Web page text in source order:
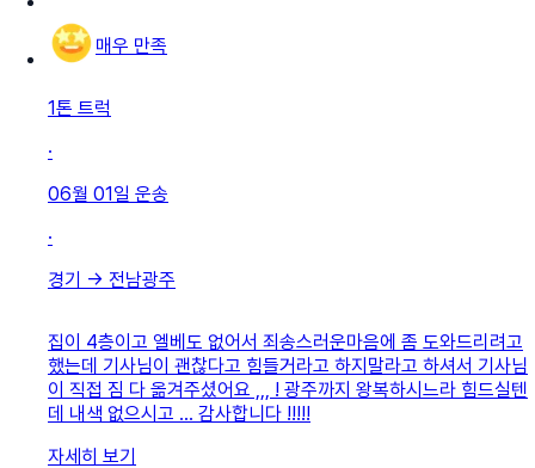
매우 만족
1톤 트럭
·
06월 01일 운송
·
경기 → 전남광주
집이 4층이고 엘베도 없어서 죄송스러운마음에 좀 도와드리려고
했는데 기사님이 괜찮다고 힘들거라고 하지말라고 하셔서 기사님
이 직접 짐 다 옮겨주셨어요 ,,, ! 광주까지 왕복하시느라 힘드실텐
데 내색 없으시고 … 감사합니다 !!!!!
자세히 보기